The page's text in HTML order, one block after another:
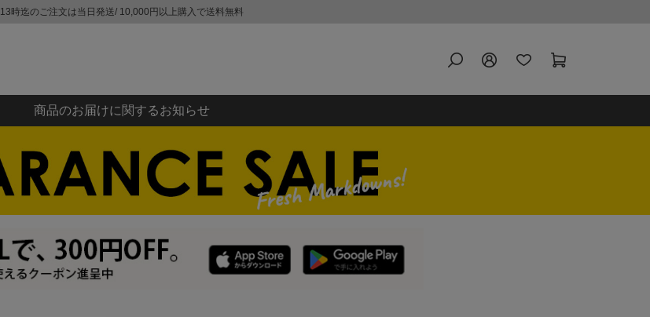
13時迄のご注文は当日発送/ 10,000円以上購入で送料無料
商品のお届けに関するお知らせ